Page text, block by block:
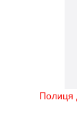
Полиця